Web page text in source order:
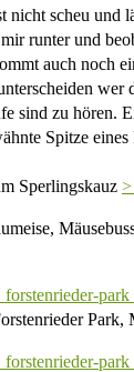
nicht scheu und
runter und
auch noch
wer
sind zu hören.
Spitze
Sperlingskauz
Park,